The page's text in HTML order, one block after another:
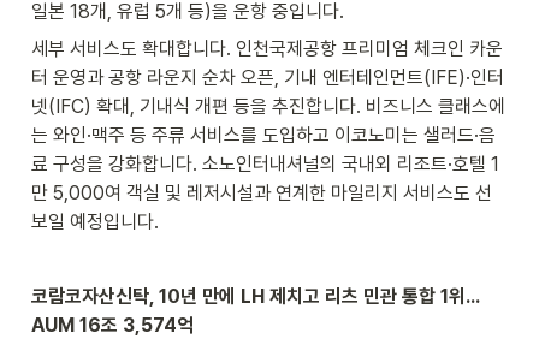
일본 18개, 유럽 5개 등)을 운항 중입니다.
세부 서비스도 확대합니다. 인천국제공항 프리미엄 체크인 카운
터 운영과 공항 라운지 순차 오픈, 기내 엔터테인먼트(IFE)·인터
넷(IFC) 확대, 기내식 개편 등을 추진합니다. 비즈니스 클래스에
는 와인·맥주 등 주류 서비스를 도입하고 이코노미는 샐러드·음
료 구성을 강화합니다. 소노인터내셔널의 국내외 리조트·호텔 1
만 5,000여 객실 및 레저시설과 연계한 마일리지 서비스도 선
보일 예정입니다.
코람코자산신탁, 10년 만에 LH 제치고 리츠 민관 통합 1위…
AUM 16조 3,574억